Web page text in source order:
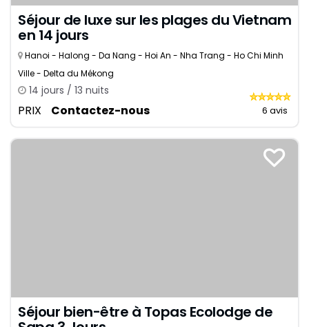
Séjour de luxe sur les plages du Vietnam
en 14 jours
Hanoi - Halong - Da Nang - Hoi An - Nha Trang - Ho Chi Minh
Ville - Delta du Mékong
14 jours / 13 nuits
PRIX Contactez-nous 6 avis
Séjour bien-être à Topas Ecolodge de